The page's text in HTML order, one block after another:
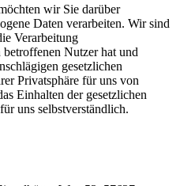
wir Sie darüber
Daten verarbeiten. Wir sind
Verarbeitung
Nutzer hat und
gesetzlichen
Privatsphäre für uns von
Einhalten der gesetzlichen
uns selbstverständlich.